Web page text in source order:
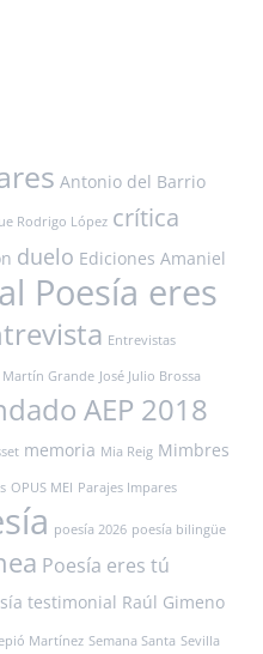
Antonio del Barrio
Rodrigo López crítica
duelo Ediciones Amaniel
Poesía eres
Entrevistas
Martín Grande José Julio Brossa
AEP 2018
memoria Mia Reig Mimbres
OPUS MEI Parajes Impares
poesía 2026 poesía bilingüe
Poesía eres tú
testimonial Raúl Gimeno
Martínez Semana Santa Sevilla